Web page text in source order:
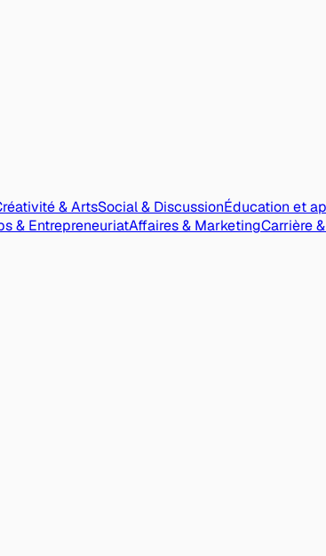
& ArtsSocial & DiscussionÉducation et
& EntrepreneuriatAffaires & MarketingCarrière